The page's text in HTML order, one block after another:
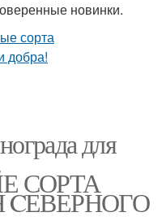
новинки.
для
СОРТА